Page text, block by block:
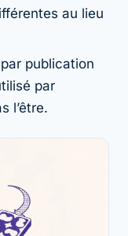
au lieu
publication
par
l’être.